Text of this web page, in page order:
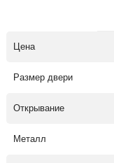
Цена
Размер двери
Открывание
Металл